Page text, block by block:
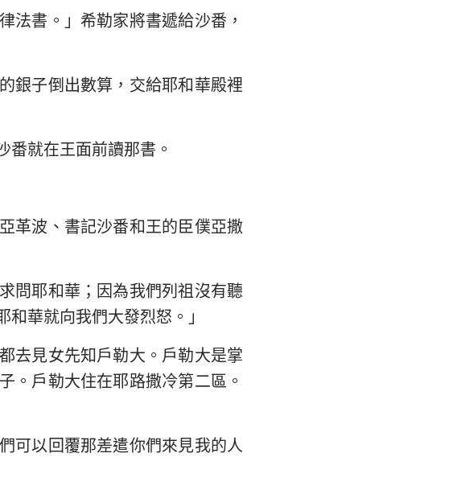
約翰二書
法書。」希勒家將書遞給沙番，
銀子倒出數算，交給耶和華殿裡
番就在王面前讀那書。
革波、書記沙番和王的臣僕亞撒
問耶和華；因為我們列祖沒有聽
華就向我們大發烈怒。」
去見女先知戶勒大。戶勒大是掌
。戶勒大住在耶路撒冷第二區。
可以回覆那差遣你們來見我的人